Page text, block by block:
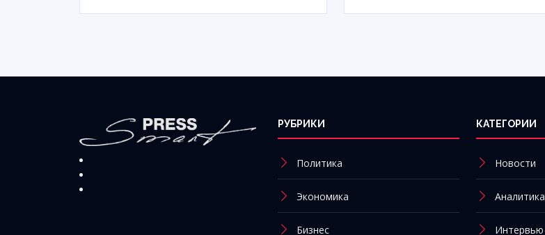
РУБРИКИ
Политика
Экономика
Бизнес
КАТЕГОРИИ
Новости
Аналитика
Интервью